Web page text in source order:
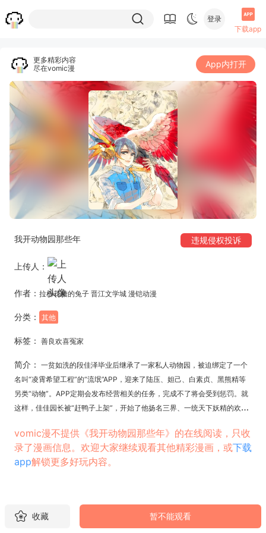
登录
下载app
更多精彩内容
尽在vomic漫
App内打开
我开动物园那些年 违规侵权投诉
上传人：
作者： 拉棉花糖的兔子 晋江文学城 漫铠动漫
分类： 其他
标签： 善良欢喜冤家
简介： 一贫如洗的段佳泽毕业后继承了一家私人动物园，被迫绑定了一个
名叫“凌霄希望工程”的“流氓”APP，迎来了陆压、妲己、白素贞、黑熊精等
另类“动物”。APP定期会发布经营相关的任务，完成不了将会受到惩罚。就
这样，佳佳园长被“赶鸭子上架”，开始了他扬名三界、一统天下妖精的欢乐
vomic漫不提供《我开动物园那些年》的在线阅读，只收
录了漫画信息。欢迎大家继续观看其他精彩漫画，或下载
app解锁更多好玩内容。
收藏 暂不能观看